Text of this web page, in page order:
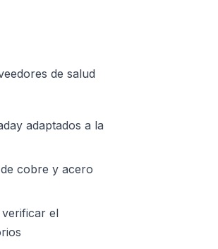
de salud
adaptados a la
cobre y acero
el